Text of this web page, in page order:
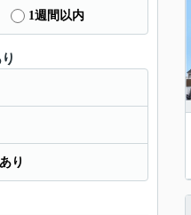
1週間以内
り